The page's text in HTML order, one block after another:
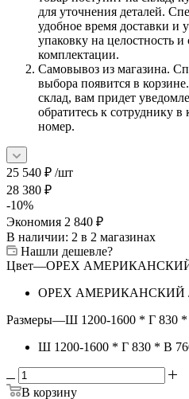
для уточнения деталей.
удобное время доставки и
упаковку на целостность и
комплектации.
Самовывоз из магазина.
выбора появится в
склад, вам придет
обратитесь к сотруднику в
номер.
25 540 ₽ /шт
28 380 ₽
-10%
Экономия 2 840 ₽
В наличии: 2 в 2 магазинах
Нашли дешевле?
Цвет—ОРЕХ
ОРЕХ АМЕРИКАНСКИЙ
Размеры—Ш 1200-1600 * Г 830
Ш 1200-1600 * Г 830 * В
В корзину